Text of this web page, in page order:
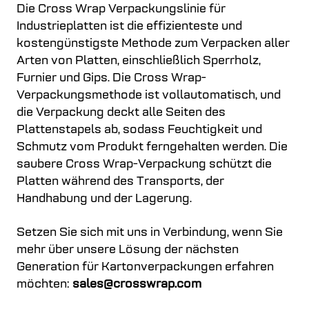
Die Cross Wrap Verpackungslinie für
Industrieplatten ist die effizienteste und
kostengünstigste Methode zum Verpacken aller
Arten von Platten, einschließlich Sperrholz,
Furnier und Gips. Die Cross Wrap-
Verpackungsmethode ist vollautomatisch, und
die Verpackung deckt alle Seiten des
Plattenstapels ab, sodass Feuchtigkeit und
Schmutz vom Produkt ferngehalten werden. Die
saubere Cross Wrap-Verpackung schützt die
Platten während des Transports, der
Handhabung und der Lagerung.
Setzen Sie sich mit uns in Verbindung, wenn Sie
mehr über unsere Lösung der nächsten
Generation für Kartonverpackungen erfahren
möchten: sales@crosswrap.com